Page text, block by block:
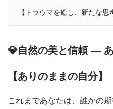
【トラウマを癒し、新たな思
💎自然の美と信頼 ―
【ありのままの自分】
これまであなたは、誰かの